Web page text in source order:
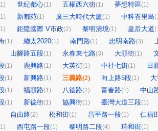
世紀都心(1) 五權西六街(1) 夢想特區(1)
新都苑(1) 廣三大時代大廈(1) 中科峇里島
鉅陞國際 V市政(2) 黎明清境(1) 皇后大道
(1) 總太2020(1) 南門路(1) 忠明南路(3)
山腳路五段(1) 永春東七路(3) 大順街(1)
(1) 鹿興路(1) 大英街(1) 中社七街(1)
日
(1) 新興路(1) 三義路(2) 向上路5段(1)
(1) 福順路(1) 八德路(1) 富春路(1)
中山
(1) 新德街(1) 協興街(1) 臺灣大道三段(1)
自由路(2) 松和街(1) 昌平路一段(1)
仁福
西屯路一段(1) 黎明路二段(4) 瑞和街(1)